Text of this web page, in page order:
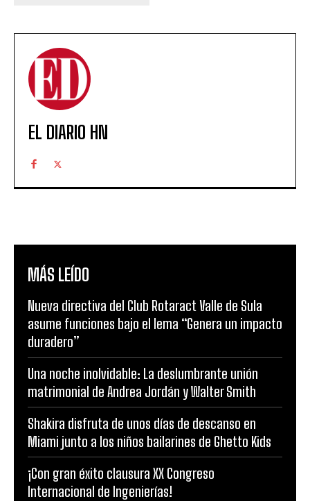
EL DIARIO HN
MÁS LEÍDO
Nueva directiva del Club Rotaract Valle de Sula
asume funciones bajo el lema “Genera un impacto
duradero”
Una noche inolvidable: La deslumbrante unión
matrimonial de Andrea Jordán y Walter Smith
Shakira disfruta de unos días de descanso en
Miami junto a los niños bailarines de Ghetto Kids
¡Con gran éxito clausura XX Congreso
Internacional de Ingenierías!